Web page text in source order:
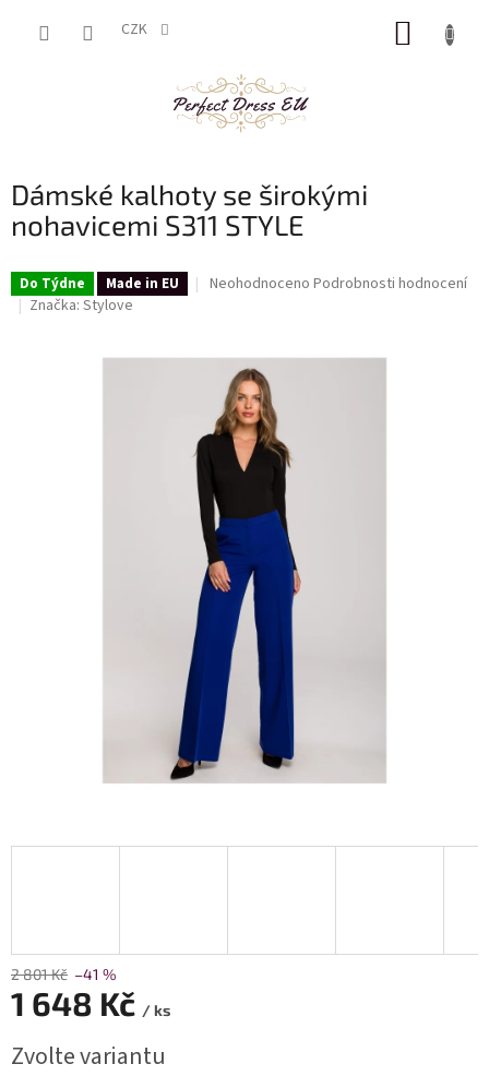
CZK
Dámské kalhoty se širokými
nohavicemi S311 STYLE
Do Týdne Made in EU
Průměrné
0,0
hvězdiček.
Neohodnoceno Podrobnosti hodnocení
Značka: Stylove
2 801 Kč –41 %
1 648 Kč / ks
cena:
Zvolte variantu